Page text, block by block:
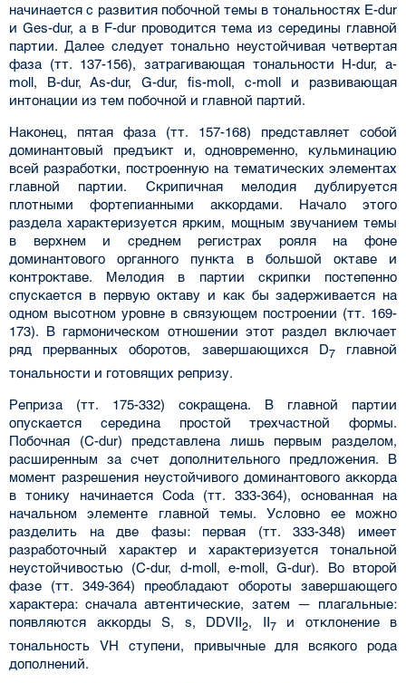
начинается с развития побочной темы в тональностях E-dur
и Ges-dur, а в F-dur проводится тема из середины главной
партии. Далее следует тонально неустойчивая четвертая
фаза (тт. 137-156), затрагивающая тональности H-dur, a-
moll, B-dur, As-dur, G-dur, fis-moll, c-moll и развивающая
интонации из тем побочной и главной партий.
Наконец, пятая фаза (тт. 157-168) представляет собой
доминантовый предъикт и, одновременно, кульминацию
всей разработки, построенную на тематических элементах
главной партии. Скрипичная мелодия дублируется
плотными фортепианными аккордами. Начало этого
раздела характеризуется ярким, мощным звучанием темы
в верхнем и среднем регистрах рояля на фоне
доминантового органного пункта в большой октаве и
контроктаве. Мелодия в партии скрипки постепенно
спускается в первую октаву и как бы задерживается на
одном высотном уровне в связующем построении (тт. 169-
173). В гармоническом отношении этот раздел включает
ряд прерванных оборотов, завершающихся D7главной
тональности и готовящих репризу.
Реприза (тт. 175-332) сокращена. В главной партии
опускается середина простой трехчастной формы.
Побочная (C-dur) представлена лишь первым разделом,
расширенным за счет дополнительного предложения. В
момент разрешения неустойчивого доминантового аккорда
в тонику начинается Coda (тт. 333-364), основанная на
начальном элементе главной темы. Условно ее можно
разделить на две фазы: первая (тт. 333-348) имеет
разработочный характер и характеризуется тональной
неустойчивостью (C-dur, d-moll, e-moll, G-dur). Во второй
фазе (тт. 349-364) преобладают обороты завершающего
характера: сначала автентические, затем — плагальные:
появляются аккорды S, s, DDVII2, II7и отклонение в
тональность VH ступени, привычные для всякого рода
дополнений.